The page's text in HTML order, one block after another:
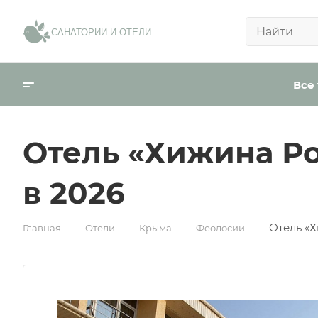
САНАТОРИИ И ОТЕЛИ
Все
Отель «Хижина
в 2026
Главная — Отели — Крыма — Феодосии — Отель
В
Сообщение:*
День